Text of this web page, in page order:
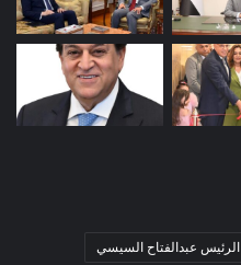
الرئيس عبدالفتاح السيسي